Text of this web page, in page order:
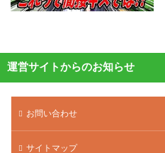
運営サイトからのお知らせ
お問い合わせ
サイトマップ